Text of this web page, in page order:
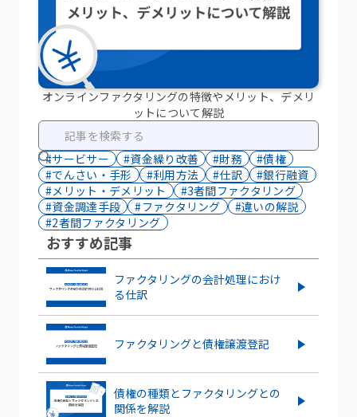
オンラインファクタリングの特徴やメリット、デメリ
ットについて解説
#サービサー #資金繰り改善 #財務
#債権
#でんさい・手形
#利用方法 #仕訳
#銀行融資
#メリット・デメリット
#3者間ファクタリング
#資金調達手段
#ファクタリング
#違いの解説
#2者間ファクタリング
おすすめ記事
ファクタリングの会計処理におけ
る仕訳
ファクタリングと債権譲渡登記
債権の種類とファクタリングとの
関係を解説